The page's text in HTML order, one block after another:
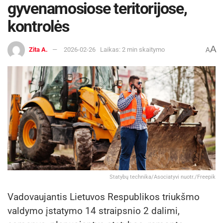
gyvenamosiose teritorijose,
kontrolės
Zita A. 2026-02-26 Laikas: 2 min skaitymo AA
Statybų technika/Asociatyvi nuotr./Freepik
Vadovaujantis Lietuvos Respublikos triukšmo
valdymo įstatymo 14 straipsnio 2 dalimi,